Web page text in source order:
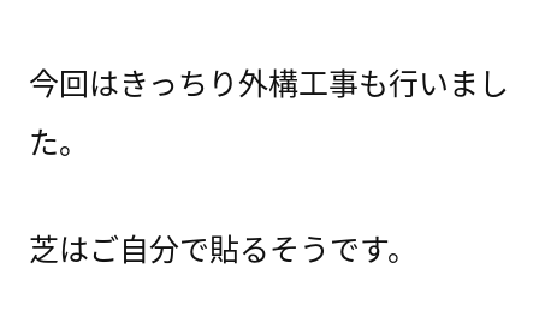
今回はきっちり外構工事も行いまし
た。
芝はご自分で貼るそうです。